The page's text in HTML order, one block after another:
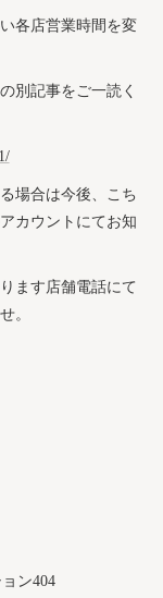
各店営業時間を変
別記事をご一読く
場合は今後、こち
カウントにてお知
ます店舗電話にて
。
ン404